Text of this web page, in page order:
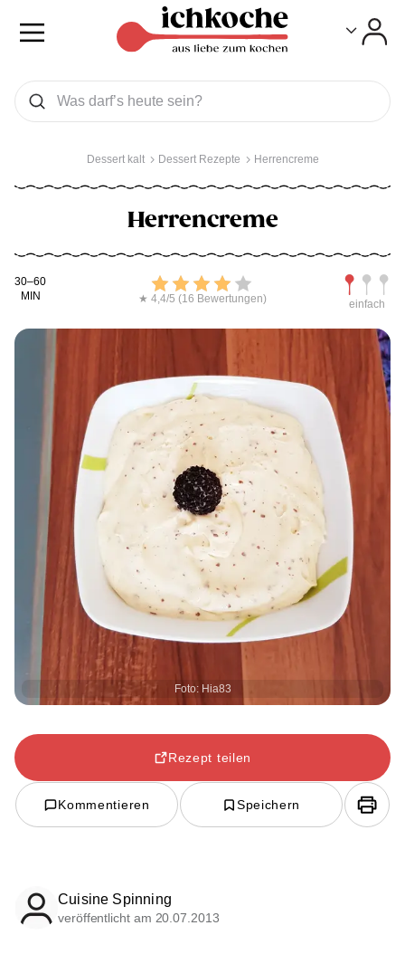
Was wollen Sie suchen
Suchen
Dessert kalt Dessert Rezepte Herrencreme
Herrencreme
Kochdauer
30–60
MIN
Bewerten
★ 4,4/5 (16 Bewertungen) einfach
Foto: Hia83
Rezept teilen
Kommentieren Speichern
Cuisine Spinning
veröffentlicht am 20.07.2013